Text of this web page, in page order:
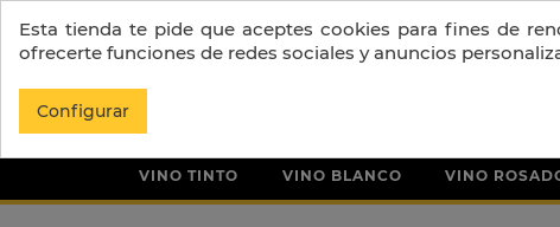
VINO TINTO VINO BLANCO VINO
Esta tienda te pide que aceptes cookies para fines de
ofrecerte funciones de redes sociales y anuncios
Configurar